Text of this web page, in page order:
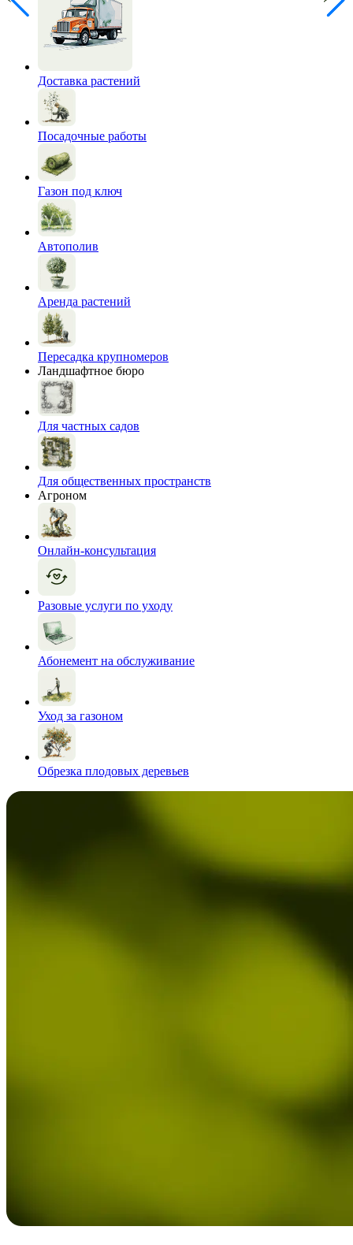
Доставка растений
Посадочные работы
Газон под ключ
Автополив
Аренда растений
Пересадка крупномеров
Ландшафтное бюро
Для частных садов
Для общественных пространств
Агроном
Онлайн-консультация
Разовые услуги по уходу
Абонемент на обслуживание
Уход за газоном
Обрезка плодовых деревьев